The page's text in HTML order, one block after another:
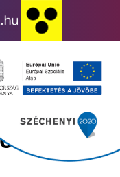
- Filmvetítés